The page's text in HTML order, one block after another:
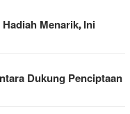
Menarik, Ini
Dukung Penciptaan